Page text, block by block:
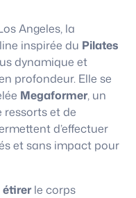
Angeles, la
inspirée du Pilates
dynamique et
profondeur. Elle se
Megaformer, un
et de
d’effectuer
et sans impact pour
étirerle corps